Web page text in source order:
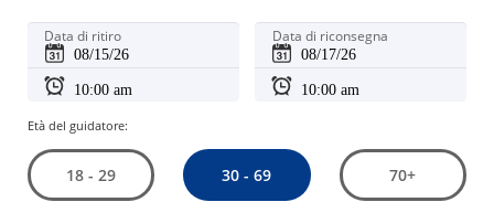
Data di ritiro Data di riconsegna
Età del guidatore:
18 - 29 30 - 69 70+